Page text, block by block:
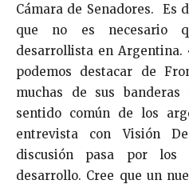
Cámara de Senadores. Es
que no es necesario
desarrollista en Argentina.
podemos destacar de
muchas de sus
sentido común de los
entrevista con Visión
discusión pasa por los
desarrollo. Cree que un